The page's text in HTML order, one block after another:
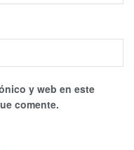
y web en este
comente.